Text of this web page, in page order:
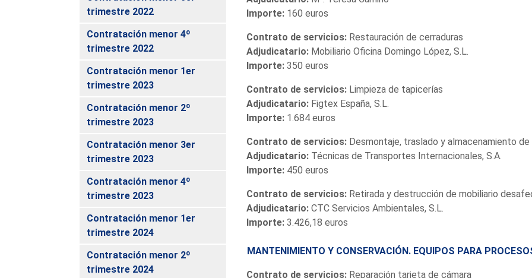
trimestre 2022
Contratación menor 4º
trimestre 2022
Contratación menor 1er
trimestre 2023
Contratación menor 2º
trimestre 2023
Contratación menor 3er
trimestre 2023
Contratación menor 4º
trimestre 2023
Contratación menor 1er
trimestre 2024
Contratación menor 2º
trimestre 2024
Importe: 160 euros
Contrato de servicios: Restauración de cerraduras
Adjudicatario: Mobiliario Oficina Domingo López, S.L.
Importe: 350 euros
Contrato de servicios: Limpieza de tapicerías
Adjudicatario: Figtex España, S.L.
Importe: 1.684 euros
Contrato de servicios: Desmontaje, traslado y almacenamiento
Adjudicatario: Técnicas de Transportes Internacionales, S.A.
Importe: 450 euros
Contrato de servicios: Retirada y destrucción de mobiliario
Adjudicatario: CTC Servicios Ambientales, S.L.
Importe: 3.426,18 euros
MANTENIMIENTO Y CONSERVACIÓN. EQUIPOS PARA
Contrato de servicios: Reparación tarjeta de cámara